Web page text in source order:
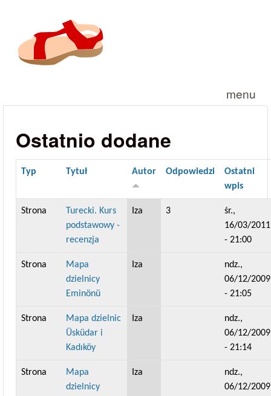
menu
Ostatnio dodane
Typ Tytuł Autor Odpowiedzi
Ostatni
wpis
Strona
Turecki. Kurs
podstawowy -
recenzja
Iza 3
śr.,
16/03/2011
- 21:00
Strona
Mapa
dzielnicy
Eminönü
Iza
ndz.,
06/12/2009
- 21:05
Strona
Mapa dzielnic
Üsküdar i
Kadıköy
Iza
ndz.,
06/12/2009
- 21:14
Strona
Mapa
dzielnicy
Iza
ndz.,
06/12/2009